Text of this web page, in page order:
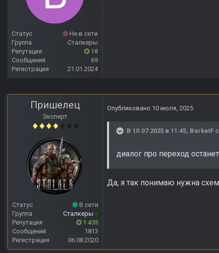
Статус
Не в сети
Группа
Сталкеры
Репутация
18
Сообщений
69
Регистрация
21.01.2024
Пришелец
Эксперт
Статус
В сети
Группа
Сталкеры +
Репутация
1 435
Сообщений
1813
Регистрация
06.08.2020
Опубликовано 10 июля, 2025
В 10.07.2025 в 11:45, BarketF
диалог про переход
Да, я так понимаю нужна